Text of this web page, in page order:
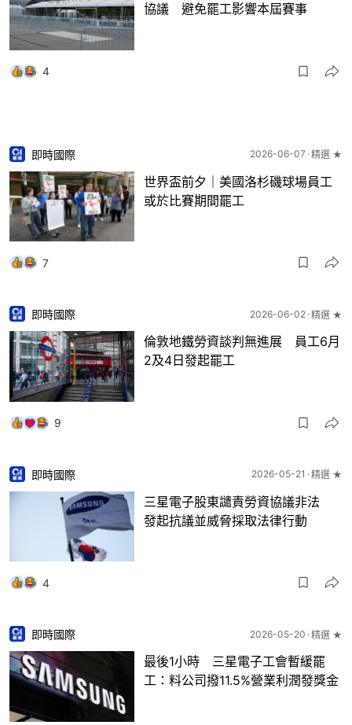
協議 避免罷工影響本屆賽事
4
即時國際 2026-06-07 精選 ★
世界盃前夕｜美國洛杉磯球場員工
或於比賽期間罷工
7
即時國際 2026-06-02 精選 ★
倫敦地鐵勞資談判無進展 員工6月
2及4日發起罷工
9
即時國際 2026-05-21 精選 ★
三星電子股東譴責勞資協議非法
發起抗議並威脅採取法律行動
4
即時國際 2026-05-20 精選 ★
最後1小時 三星電子工會暫緩罷
工：料公司撥11.5%營業利潤發獎金